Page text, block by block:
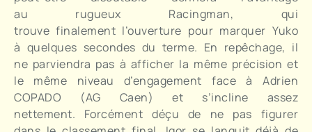
au rugueux Racingman, qui
trouve finalement l’ouverture pour marquer Yuko
à quelques secondes du terme. En repêchage, il
ne parviendra pas à afficher la même précision et
le même niveau d’engagement face à Adrien
COPADO (AG Caen) et s’incline assez
nettement. Forcément déçu de ne pas figurer